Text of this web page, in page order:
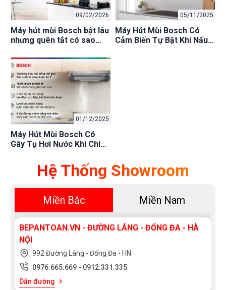
09/02/2026
Máy hút mùi Bosch bật lâu
nhưng quên tắt có sao
05/11/2025
Máy Hút Mùi Bosch Có
Cảm Biến Tự Bật Khi Nấu
01/12/2025
Máy Hút Mùi Bosch Có
Gây Tụ Hơi Nước Khi Chiên
Hệ Thống Showroom
Miền Bắc Miền Nam
BEPANTOAN.VN - ĐƯỜNG LÁNG - ĐỐNG ĐA - HÀ
NỘI
992 Đường Láng - Đống Đa - HN
0976.665.669 - 0912.331.335
Dẫn đường